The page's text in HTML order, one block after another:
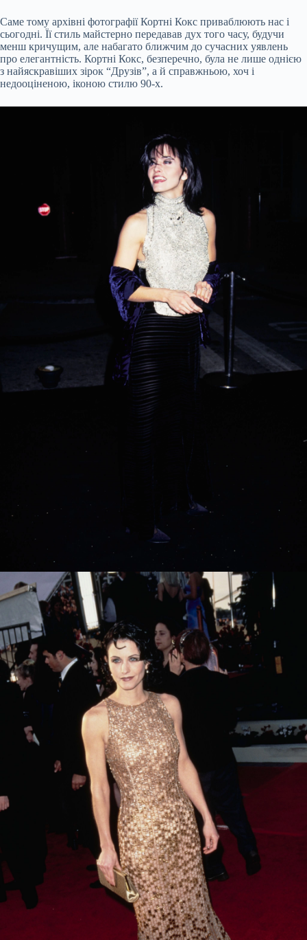
Саме тому архівні фотографії Кортні Кокс приваблюють нас і
сьогодні. Її стиль майстерно передавав дух того часу, будучи
менш кричущим, але набагато ближчим до сучасних уявлень
про елегантність. Кортні Кокс, безперечно, була не лише однією
з найяскравіших зірок “Друзів”, а й справжньою, хоч і
недооціненою, іконою стилю 90-х.